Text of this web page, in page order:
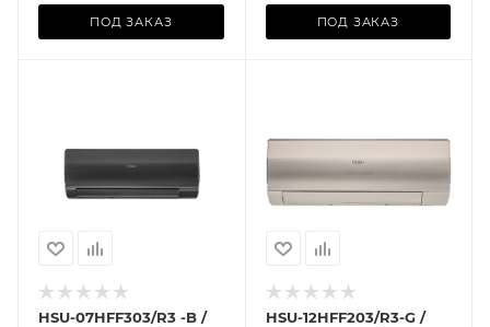
ПОД ЗАКАЗ ПОД ЗАКАЗ
HSU-07HFF303/R3 -B /
HSU-12HFF203/R3-G /